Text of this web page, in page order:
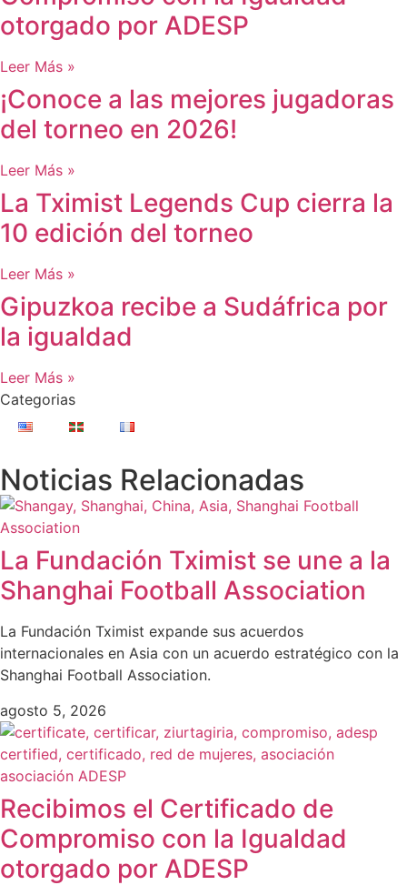
otorgado por ADESP
Leer Más »
¡Conoce a las mejores jugadoras
del torneo en 2026!
Leer Más »
La Tximist Legends Cup cierra la
10 edición del torneo
Leer Más »
Gipuzkoa recibe a Sudáfrica por
la igualdad
Leer Más »
Categorias
Noticias Relacionadas
La Fundación Tximist se une a la
Shanghai Football Association
La Fundación Tximist expande sus acuerdos
internacionales en Asia con un acuerdo estratégico con la
Shanghai Football Association.
agosto 5, 2026
Recibimos el Certificado de
Compromiso con la Igualdad
otorgado por ADESP